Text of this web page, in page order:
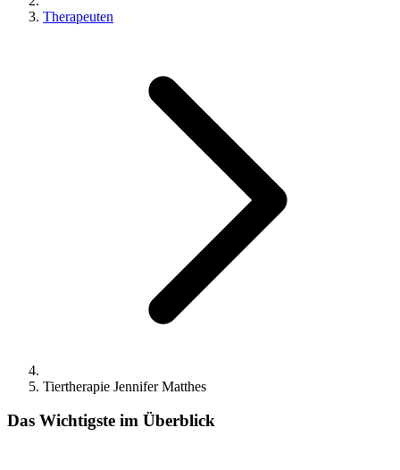
Therapeuten
Tiertherapie Jennifer Matthes
Das Wichtigste im Überblick